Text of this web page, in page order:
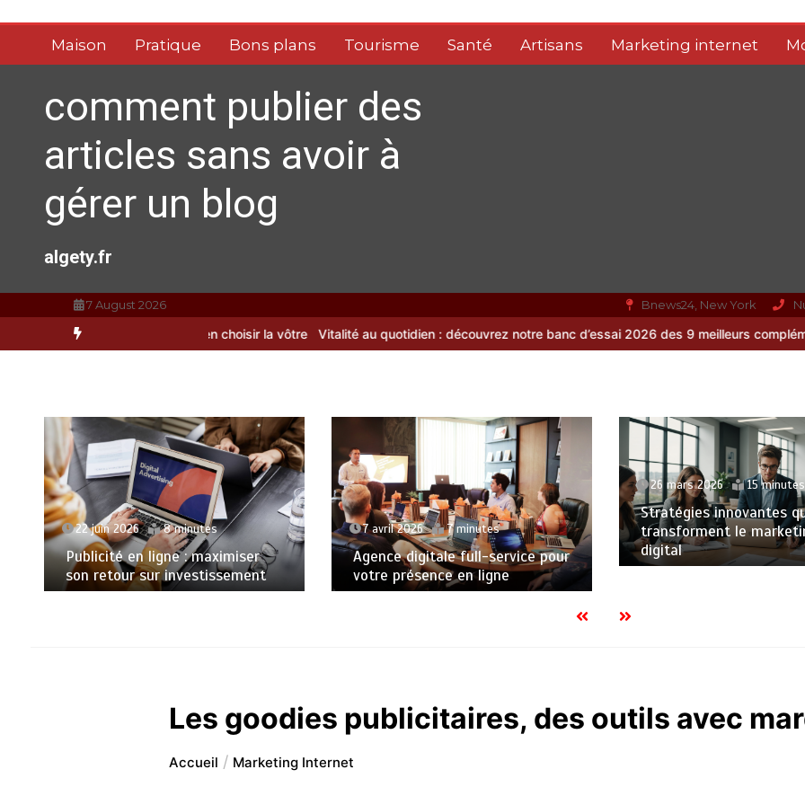
contenuMaison Pratique Bons plans Tourisme Santé Artisans Marketing internet
comment publier des
articles sans avoir à
gérer un blog
algety.fr
7 August 2026 Bnews24, New York
: comment bien choisir la vôtre Vitalité au quotidien : découvrez notre banc d’essai 2026 des 9 meilleurs compléments d’oméga 3
8 minutes
en ligne : maximiser
sur investissement
7 avril 2026 7 minutes
Agence digitale full-service pour
votre présence en ligne
26 mars 2026 15 minutes
Stratégies innovantes qui
transforment le marketing
digital
Les goodies publicitaires, des outils avec
Accueil Marketing Internet